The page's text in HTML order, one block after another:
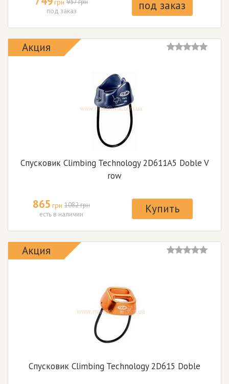
грн 937 грн
под заказ
под заказ
Акция
Спусковик Climbing Technology 2D611A5 Doble V
row
865 грн 1082 грн
есть в наличии
Купить
Акция
Спусковик Climbing Technology 2D615 Doble